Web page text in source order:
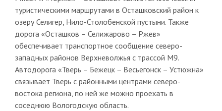
туристическими маршрутами в Осташковский район к
озеру Селигер, Нило-Столобенской пустыни. Также
дорога «Осташков – Селижарово – Ржев»
обеспечивает транспортное сообщение северо-
западных районов Верхневолжья с трассой М9.
Автодорога «Тверь – Бежецк – Весьегонск – Устюжна»
связывает Тверь с районными центрами северо-
востока региона, по ней же можно проехать в
соседнюю Вологодскую область.